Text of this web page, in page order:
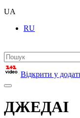
UA
RU
Відкрити у
ДЖЕДАІ